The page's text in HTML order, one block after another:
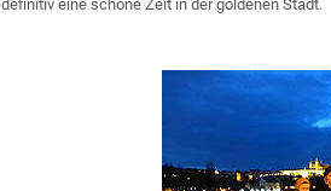
definitiv eine schöne Zeit in der goldenen Stadt.